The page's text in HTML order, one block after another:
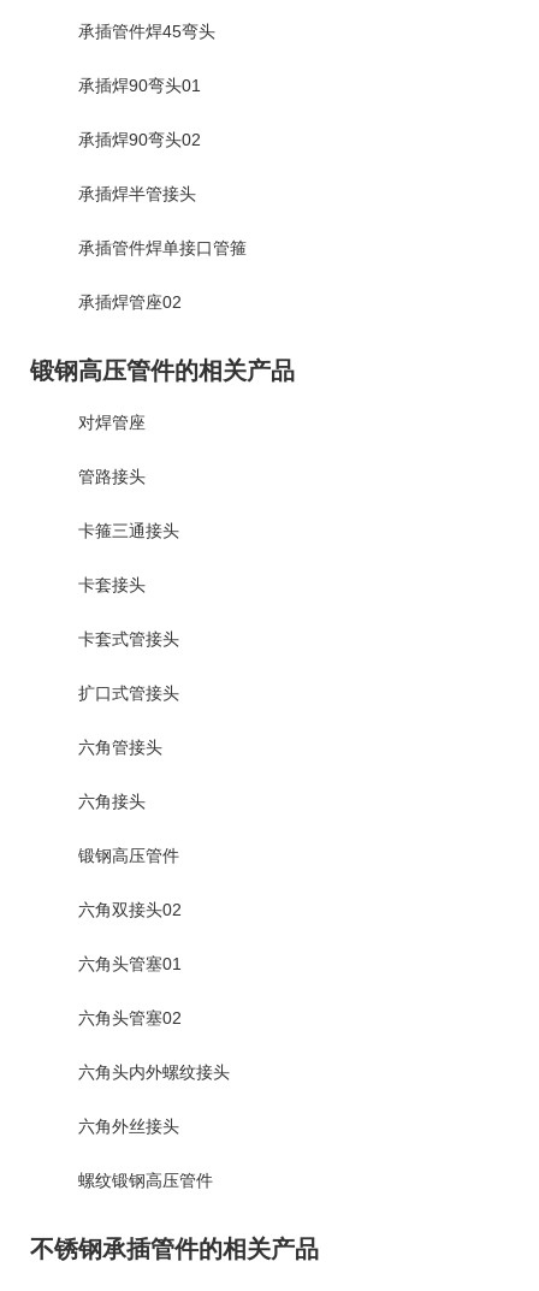
承插管件焊45弯头
承插焊90弯头01
承插焊90弯头02
承插焊半管接头
承插管件焊单接口管箍
承插焊管座02
锻钢高压管件的相关产品
对焊管座
管路接头
卡箍三通接头
卡套接头
卡套式管接头
扩口式管接头
六角管接头
六角接头
锻钢高压管件
六角双接头02
六角头管塞01
六角头管塞02
六角头内外螺纹接头
六角外丝接头
螺纹锻钢高压管件
不锈钢承插管件的相关产品